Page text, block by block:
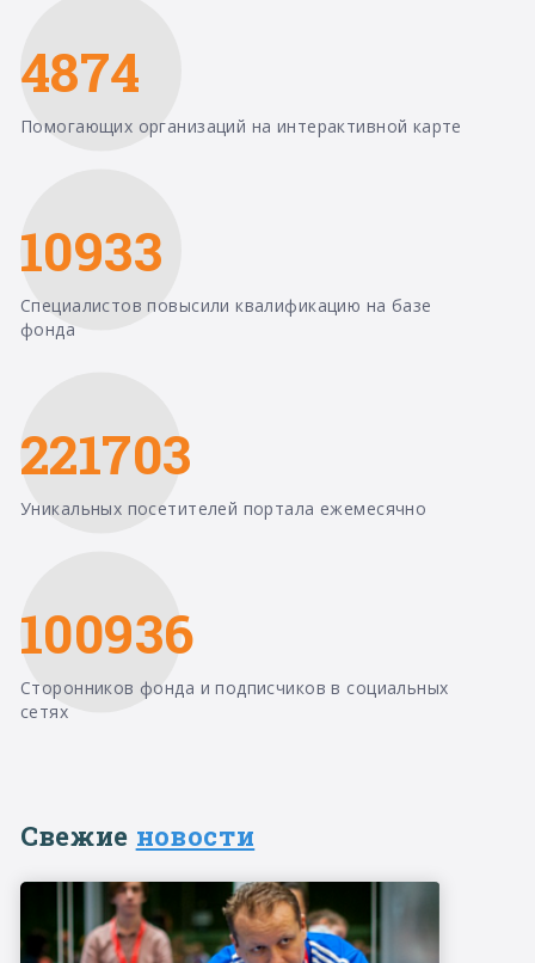
4874
Помогающих организаций на интерактивной карте
10933
Специалистов повысили квалификацию на базе
фонда
221703
Уникальных посетителей портала ежемесячно
100936
Сторонников фонда и подписчиков в социальных
сетях
Свежие новости